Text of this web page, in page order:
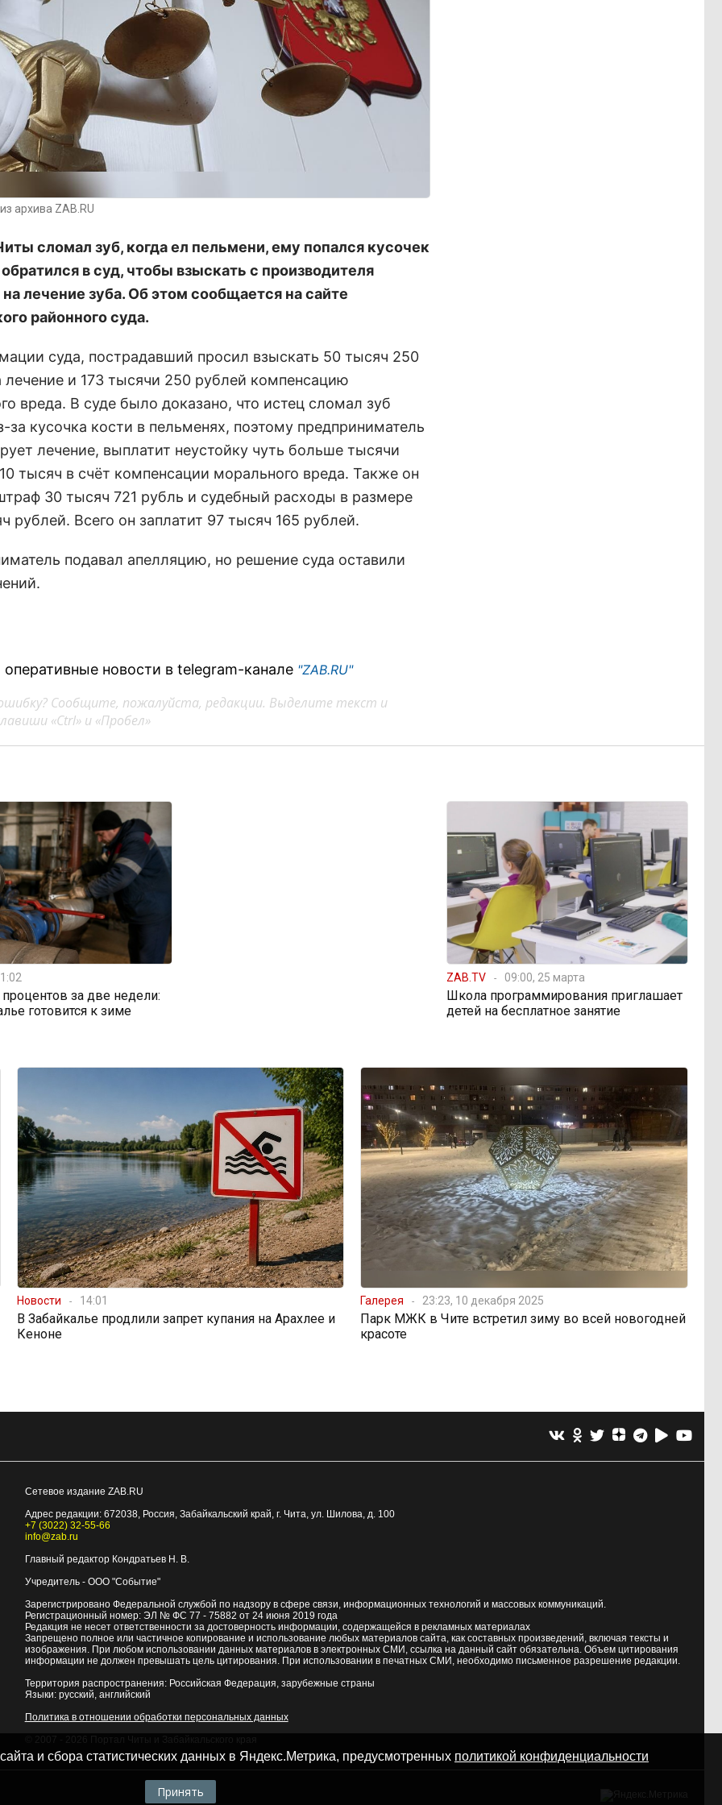
архива ZAB.RU
сломал зуб, когда ел пельмени, ему попался кусочек
в суд, чтобы взыскать с производителя
лечение зуба. Об этом сообщается на сайте
районного суда.
суда, пострадавший просил взыскать 50 тысяч 250
лечение и 173 тысячи 250 рублей компенсацию
вреда. В суде было доказано, что истец сломал зуб
за кусочка кости в пельменях, поэтому предприниматель
лечение, выплатит неустойку чуть больше тысячи
тысяч в счёт компенсации морального вреда. Также он
30 тысяч 721 рубль и судебный расходы в размере
рублей. Всего он заплатит 97 тысяч 165 рублей.
подавал апелляцию, но решение суда оставили
новости в telegram-канале "ZAB.RU"
Сообщите, пожалуйста, редакции. Выделите текст и
«Ctrl» и «Пробел»
за две недели:
готовится к зиме
ZAB.TV 09:00, 25 марта
Школа программирования приглашает
детей на бесплатное занятие
Новости 14:01
В Забайкалье продлили запрет купания на Арахлее и
Кеноне
Галерея 23:23, 10 декабря 2025
Парк МЖК в Чите встретил зиму во всей новогодней
красоте
Сетевое издание ZAB.RU
Адрес редакции: 672038, Россия, Забайкальский край, г. Чита, ул. Шилова, д. 100
+7 (3022) 32-55-66
info@zab.ru
Главный редактор Кондратьев Н. В.
Учредитель - ООО "Событие"
Зарегистрировано Федеральной службой по надзору в сфере связи, информационных технологий и массовых коммуникаций.
Регистрационный номер: ЭЛ № ФС 77 - 75882 от 24 июня 2019 года
Редакция не несет ответственности за достоверность информации, содержащейся в рекламных материалах
Запрещено полное или частичное копирование и использование любых материалов сайта, как составных произведений, включая тексты и
изображения. При любом использовании данных материалов в электронных СМИ, ссылка на данный сайт обязательна. Объем цитирования
информации не должен превышать цель цитирования. При использовании в печатных СМИ, необходимо письменное разрешение редакции.
Территория распространения: Российская Федерация, зарубежные страны
Языки: русский, английский
Политика в отношении обработки персональных данных
и сбора статистических данных в Яндекс.Метрика, предусмотренных политикой конфиденциальности
Принять